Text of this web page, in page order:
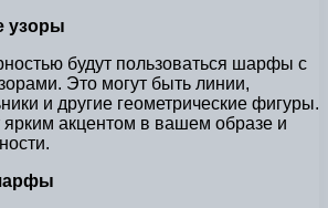
узоры
будут пользоваться шарфы с
Это могут быть линии,
и другие геометрические фигуры.
акцентом в вашем образе и